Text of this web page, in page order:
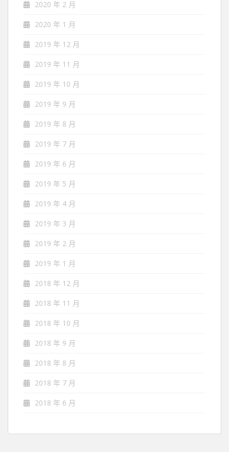
2020 年 2 月
2020 年 1 月
2019 年 12 月
2019 年 11 月
2019 年 10 月
2019 年 9 月
2019 年 8 月
2019 年 7 月
2019 年 6 月
2019 年 5 月
2019 年 4 月
2019 年 3 月
2019 年 2 月
2019 年 1 月
2018 年 12 月
2018 年 11 月
2018 年 10 月
2018 年 9 月
2018 年 8 月
2018 年 7 月
2018 年 6 月